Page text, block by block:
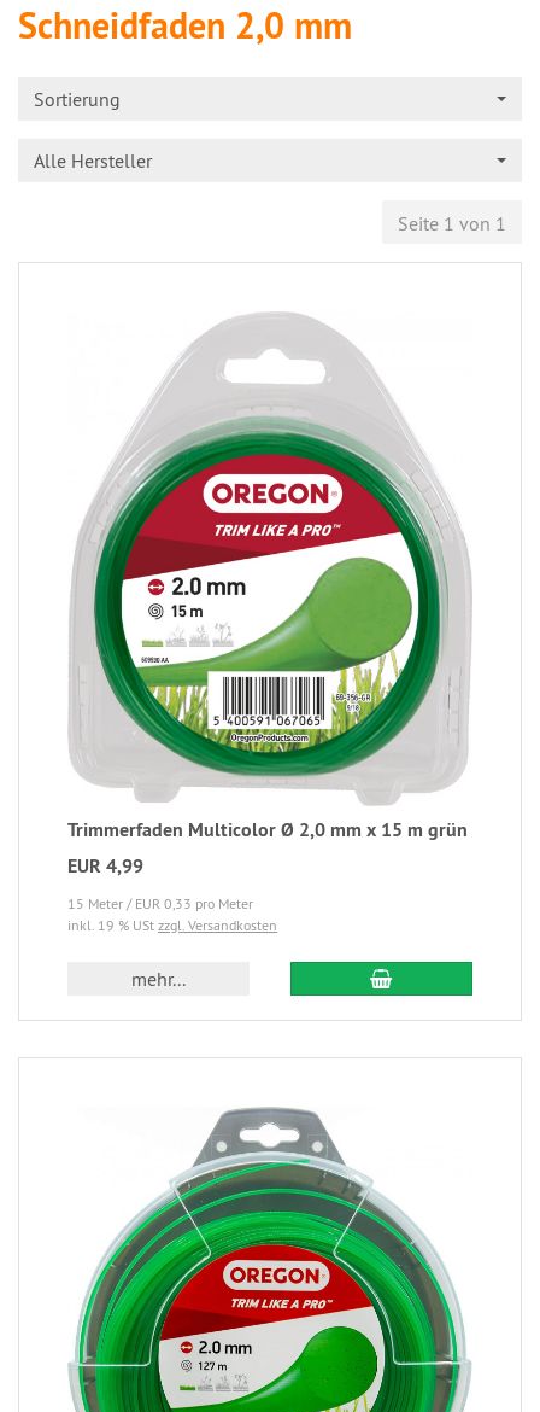
Schneidfaden 2,0 mm
Sortierung
Alle Hersteller
Seite 1 von 1
Trimmerfaden Multicolor Ø 2,0 mm x 15 m grün
EUR 4,99
15 Meter / EUR 0,33 pro Meter
inkl. 19 % USt zzgl. Versandkosten
mehr...